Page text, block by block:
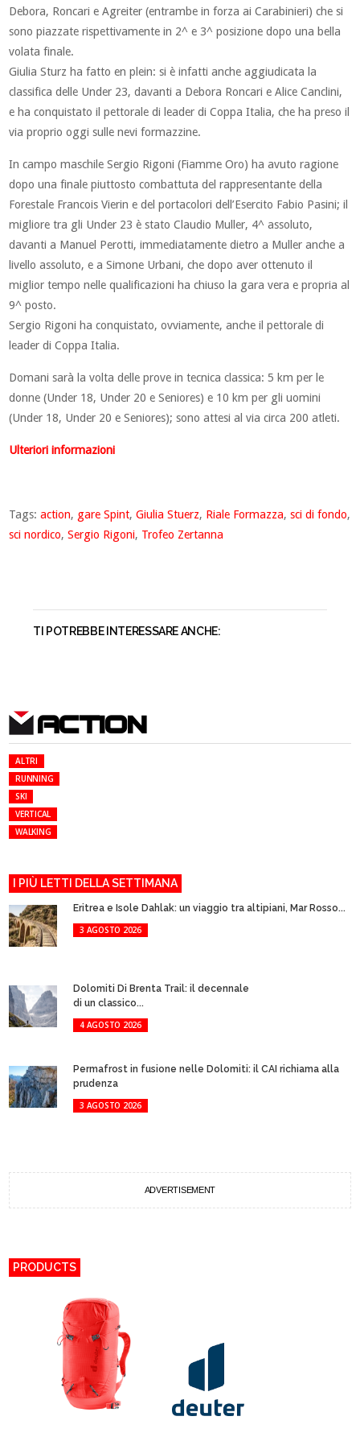
Debora, Roncari e Agreiter (entrambe in forza ai Carabinieri) che si
sono piazzate rispettivamente in 2^ e 3^ posizione dopo una bella
volata finale.
Giulia Sturz ha fatto en plein: si è infatti anche aggiudicata la
classifica delle Under 23, davanti a Debora Roncari e Alice Canclini,
e ha conquistato il pettorale di leader di Coppa Italia, che ha preso il
via proprio oggi sulle nevi formazzine.
In campo maschile Sergio Rigoni (Fiamme Oro) ha avuto ragione
dopo una finale piuttosto combattuta del rappresentante della
Forestale Francois Vierin e del portacolori dell’Esercito Fabio Pasini; il
migliore tra gli Under 23 è stato Claudio Muller, 4^ assoluto,
davanti a Manuel Perotti, immediatamente dietro a Muller anche a
livello assoluto, e a Simone Urbani, che dopo aver ottenuto il
miglior tempo nelle qualificazioni ha chiuso la gara vera e propria al
9^ posto.
Sergio Rigoni ha conquistato, ovviamente, anche il pettorale di
leader di Coppa Italia.
Domani sarà la volta delle prove in tecnica classica: 5 km per le
donne (Under 18, Under 20 e Seniores) e 10 km per gli uomini
(Under 18, Under 20 e Seniores); sono attesi al via circa 200 atleti.
Ulteriori informazioni
Tags:action, gare Spint,Giulia Stuerz, Riale Formazza,sci di fondo,
sci nordico,Sergio Rigoni, Trofeo Zertanna
TI POTREBBE INTERESSARE ANCHE:
ACTION
ALTRI
RUNNING
SKI
VERTICAL
WALKING
I PIÙ LETTI DELLA SETTIMANA
Eritrea e Isole Dahlak: un viaggio tra altipiani, Mar Rosso...
3 AGOSTO 2026
Dolomiti Di Brenta Trail: il decennale
di un classico...
4 AGOSTO 2026
Permafrost in fusione nelle Dolomiti: il CAI richiama alla
prudenza
3 AGOSTO 2026
ADVERTISEMENT
PRODUCTS